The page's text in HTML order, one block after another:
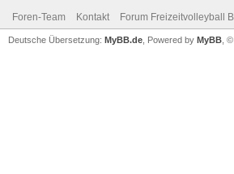
Foren-Team Kontakt Forum Freizeitvolleyball
Deutsche Übersetzung: MyBB.de , Powered by MyBB ,